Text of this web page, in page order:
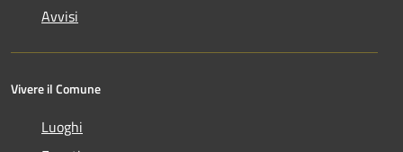
Avvisi
Vivere il Comune
Luoghi